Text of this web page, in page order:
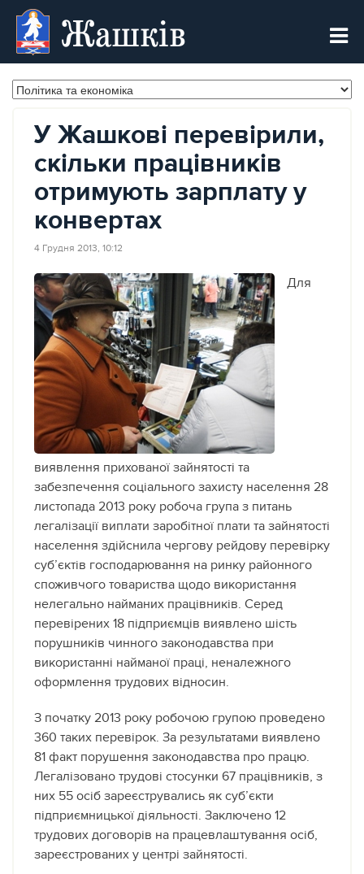
Жашків
У Жашкові перевірили,
скільки працівників
отримують зарплату у
конвертах
4 Грудня 2013, 10:12
Для
виявлення прихованої зайнятості та
забезпечення соціального захисту населення 28
листопада 2013 року робоча група з питань
легалізації виплати заробітної плати та зайнятості
населення здійснила чергову рейдову перевірку
суб’єктів господарювання на ринку районного
споживчого товариства щодо використання
нелегально найманих працівників. Серед
перевірених 18 підприємців виявлено шість
порушників чинного законодавства при
використанні найманої праці, неналежного
оформлення трудових відносин.
З початку 2013 року робочою групою проведено
360 таких перевірок. За результатами виявлено
81 факт порушення законодавства про працю.
Легалізовано трудові стосунки 67 працівників, з
них 55 осіб зареєструвались як суб’єкти
підприємницької діяльності. Заключено 12
трудових договорів на працевлаштування осіб,
зареєстрованих у центрі зайнятості.